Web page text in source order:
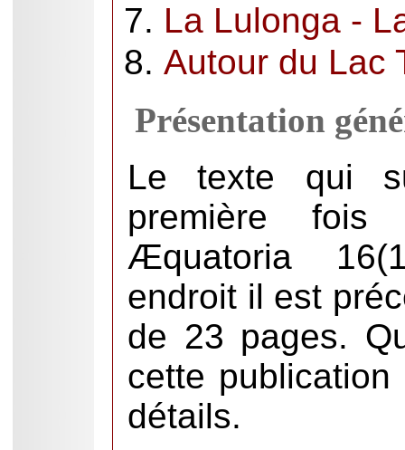
La Lulonga -
Autour du Lac
Présentation
Le texte qui
première
Æquatoria
endroit il est
de 23 pages.
cette
détails.